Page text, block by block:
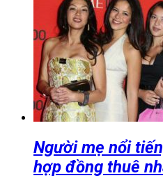
Người mẹ nổi
hợp đồng thuê